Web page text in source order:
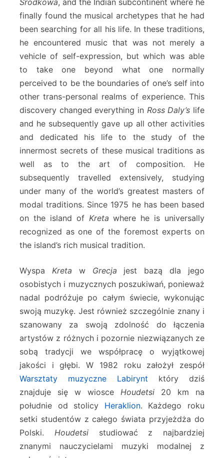
Środkowa, and the Indian subcontinent where he
finally found the musical archetypes that he had
been searching for all his life. In these traditions,
he encountered music that was not merely a
vehicle of self-expression, but which was able
to take one beyond what one normally
perceived to be the boundaries of one’s self into
other trans-personal realms of experience. This
discovery changed everything in Ross Daly’s life
and he subsequently gave up all other activities
and dedicated his life to the study of the
innermost secrets of these musical traditions as
well as to the art of composition. He
subsequently travelled extensively, studying
under many of the world’s greatest masters of
modal traditions. Since 1975 he has been based
on the island of Kreta where he is universally
recognized as one of the foremost experts on
the island’s rich musical tradition.
Wyspa Kreta w Grecja jest bazą dla jego
osobistych i muzycznych poszukiwań, ponieważ
nadal podróżuje po całym świecie, wykonując
swoją muzykę. Jest również szczególnie znany i
szanowany za swoją zdolność do łączenia
artystów z różnych i pozornie niezwiązanych ze
sobą tradycji we współpracę o wyjątkowej
jakości i głębi. W 1982 roku założył zespół
Warsztaty muzyczne Labirynt który dziś
znajduje się w wiosce Houdetsi 20 km na
południe od stolicy Heraklion. Każdego roku
setki studentów z całego świata przyjeżdża do
Polski. Houdetsistudiować z najbardziej
znanymi nauczycielami muzyki modalnej z